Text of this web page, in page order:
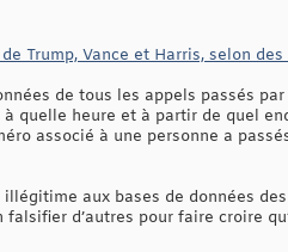
Trump, Vance et Harris, selon des
de tous les appels passés
quelle heure et à partir de quel
associé à une personne a
aux bases de données
d’autres pour faire croire